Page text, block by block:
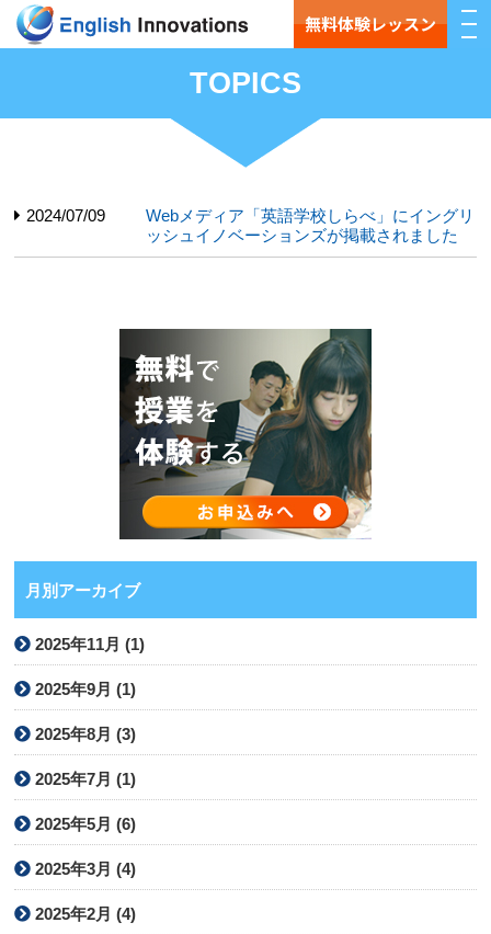
無料体験レッスン
TOPICS
2024/07/09
Webメディア「英語学校しらべ」にイングリ
ッシュイノベーションズが掲載されました
月別アーカイブ
2025年11月 (1)
2025年9月 (1)
2025年8月 (3)
2025年7月 (1)
2025年5月 (6)
2025年3月 (4)
2025年2月 (4)